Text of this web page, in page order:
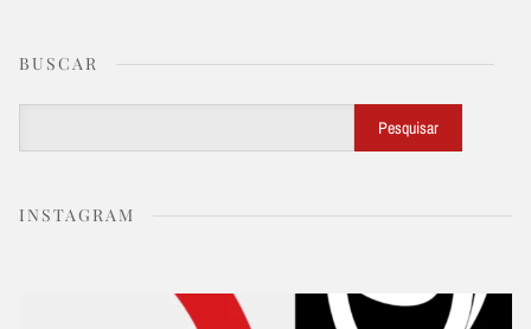
BUSCAR
Pesquisar
INSTAGRAM